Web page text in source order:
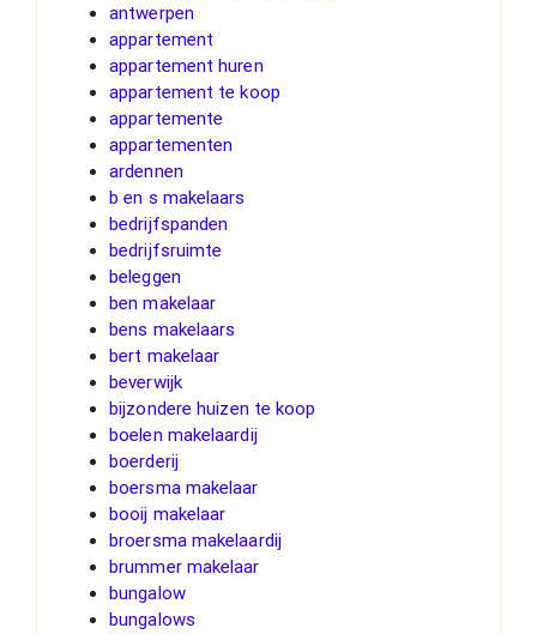
antwerpen
appartement
appartement huren
appartement te koop
appartemente
appartementen
ardennen
b en s makelaars
bedrijfspanden
bedrijfsruimte
beleggen
ben makelaar
bens makelaars
bert makelaar
beverwijk
bijzondere huizen te koop
boelen makelaardij
boerderij
boersma makelaar
booij makelaar
broersma makelaardij
brummer makelaar
bungalow
bungalows